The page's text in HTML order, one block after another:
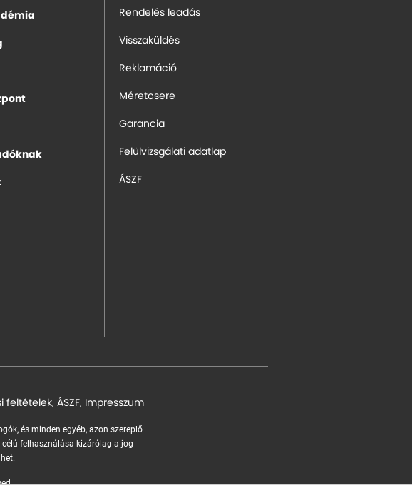
Rendelés leadás
Visszaküldés
Reklamáció
Méretcsere
Garancia
Felülvizsgálati adatlap
ÁSZF
feltételek, ÁSZF, Impresszum
és minden egyéb, azon szereplő
felhasználása kizárólag a jog